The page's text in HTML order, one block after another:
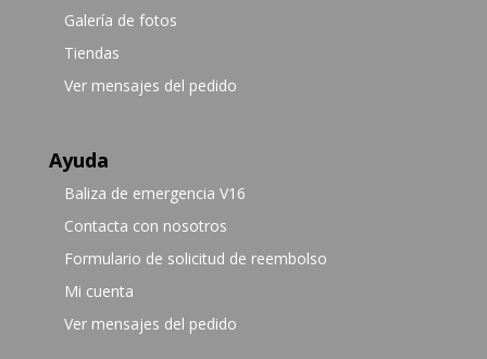
Galería de fotos
Tiendas
Ver mensajes del pedido
Ayuda
Baliza de emergencia V16
Contacta con nosotros
Formulario de solicitud de reembolso
Mi cuenta
Ver mensajes del pedido